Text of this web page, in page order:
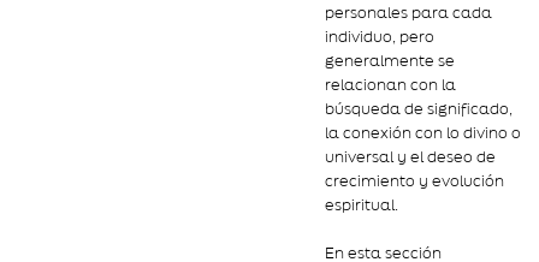
personales para cada
individuo, pero
generalmente se
relacionan con la
búsqueda de significado,
la conexión con lo divino o
universal y el deseo de
crecimiento y evolución
espiritual.
En esta sección